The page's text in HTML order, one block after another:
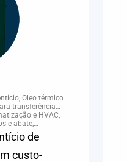
Óleo térmico
transferência
e HVAC,
e abate,
Química e
comercial
de
custo-